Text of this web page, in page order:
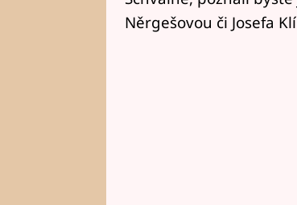
Něrgešovou či Josefa